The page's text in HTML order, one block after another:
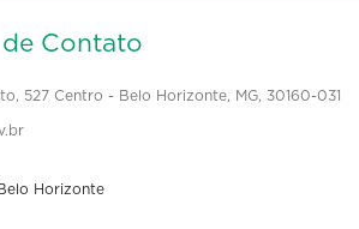
Contato
527 Centro - Belo Horizonte, MG, 30160-031
Horizonte